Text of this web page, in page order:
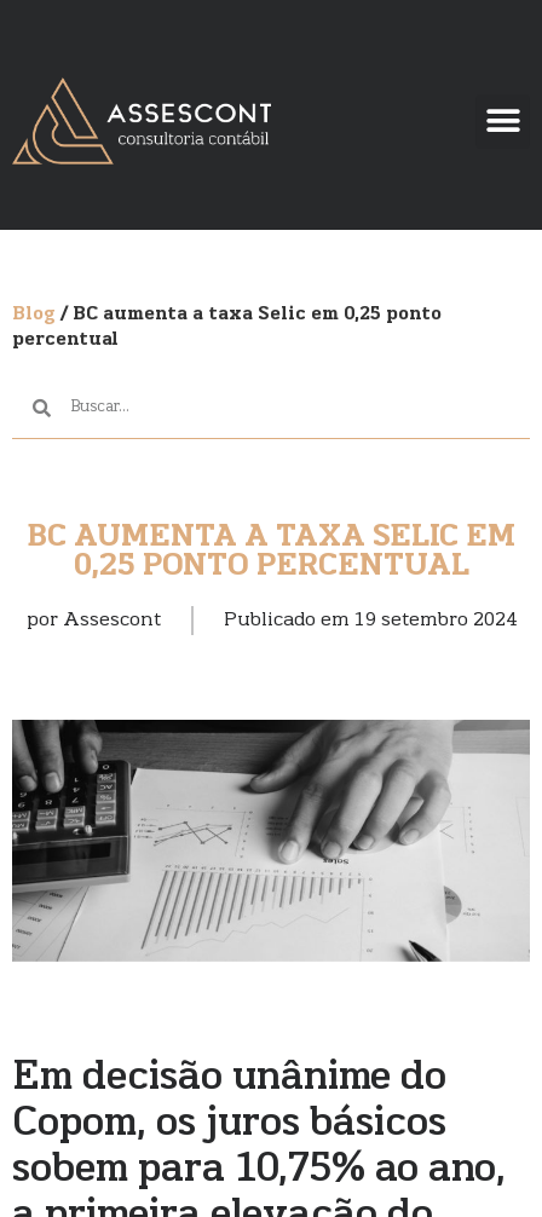
Blog/ BC aumenta a taxa Selic em 0,25 ponto
percentual
BC AUMENTA A TAXA SELIC EM
0,25 PONTO PERCENTUAL
por Assescont Publicado em 19 setembro 2024
Em decisão unânime do
Copom, os juros básicos
sobem para 10,75% ao ano,